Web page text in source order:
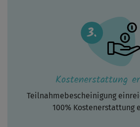
Kostenerstattung
Teilnahmebescheinigung
100% Kostenerstattung